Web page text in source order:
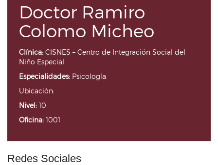
Doctor Ramiro
Colomo Micheo
Clínica: CISNES – Centro de Integración Social del
Niño Especial
Especialidades: Psicología
Ubicación:
Nivel: 10
Oficina: 1001
Redes Sociales